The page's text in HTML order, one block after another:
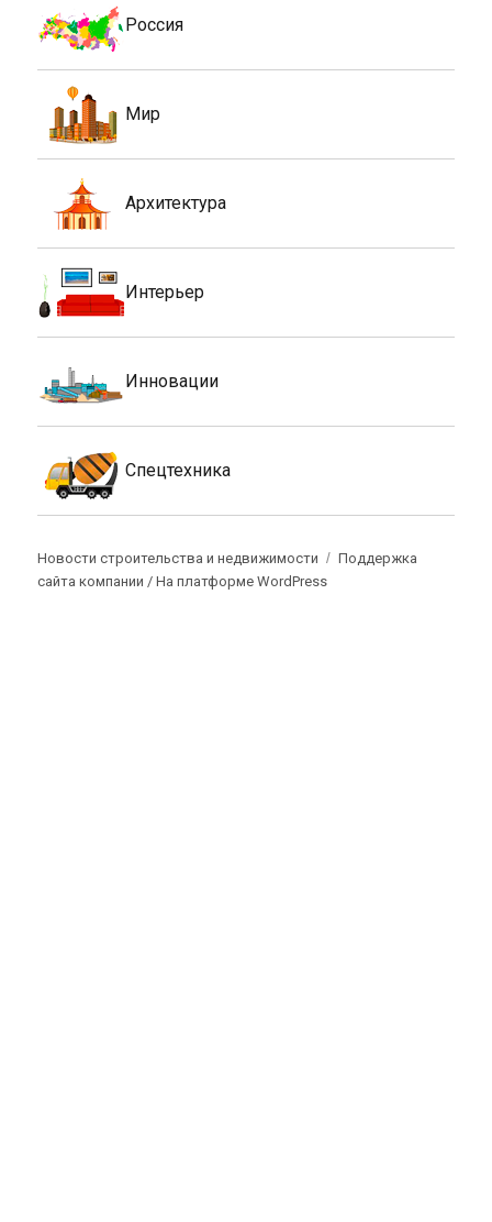
Россия
Мир
Архитектура
Интерьер
Инновации
Спецтехника
Новости строительства и недвижимости
Поддержка
сайта компании /На платформе WordPress